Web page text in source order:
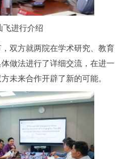
飞进行介绍
双方就两院在学术研究、教育
做法进行了详细交流，在进一
未来合作开辟了新的可能。